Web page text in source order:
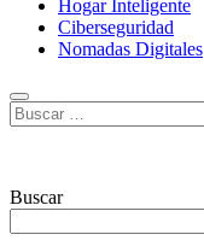
Hogar Inteligente
Ciberseguridad
Nomadas Digitales
Buscar:
Buscar